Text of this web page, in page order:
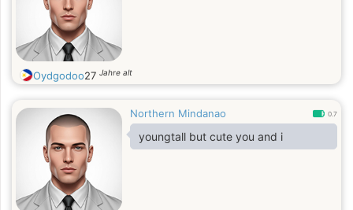
Oydgodoo27 Jahre alt
Northern Mindanao 0.7
youngtall but cute you and i